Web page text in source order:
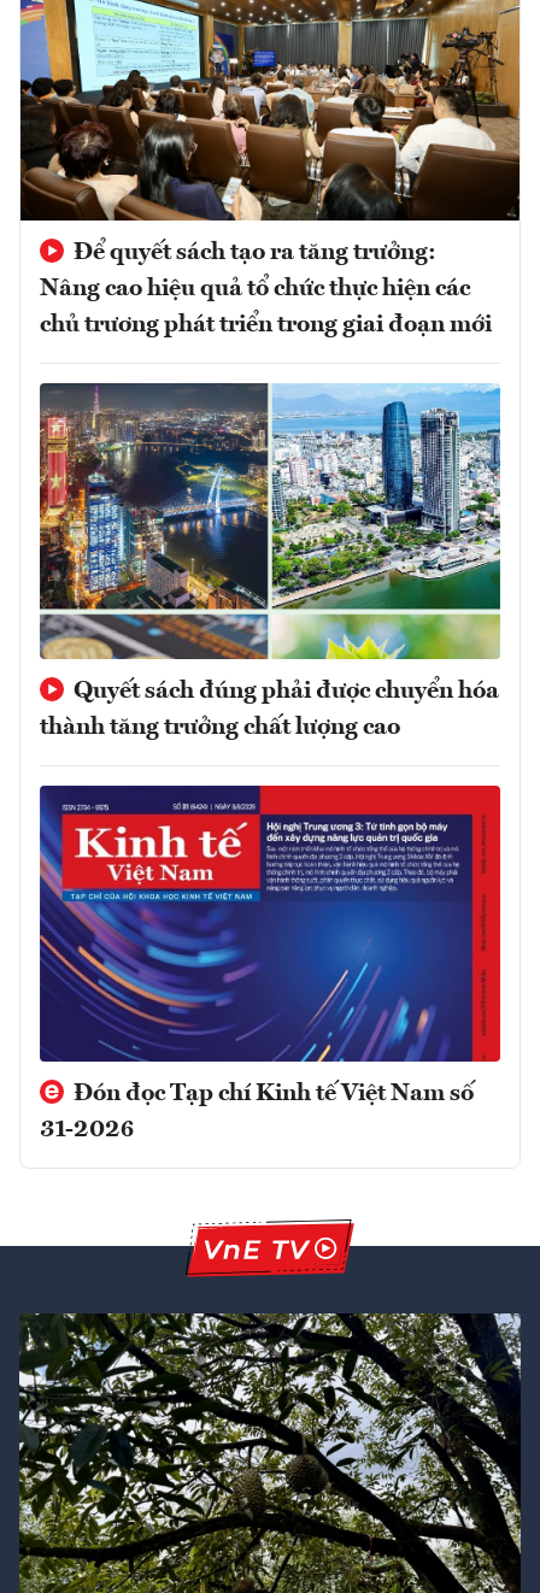
Để quyết sách tạo ra tăng trưởng:
Nâng cao hiệu quả tổ chức thực hiện các
chủ trương phát triển trong giai đoạn mới
Quyết sách đúng phải được chuyển hóa
thành tăng trưởng chất lượng cao
Đón đọc Tạp chí Kinh tế Việt Nam số
31-2026